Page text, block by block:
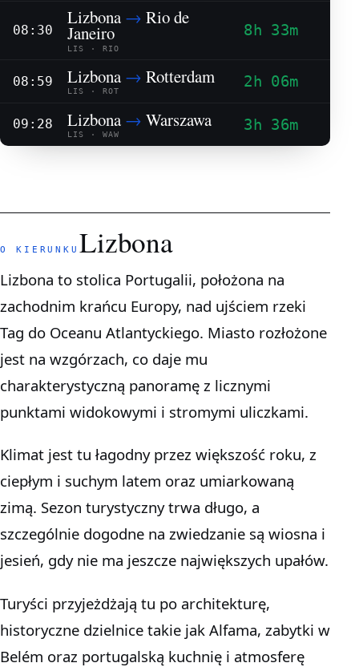
08:30
Lizbona → Rio de
Janeiro
LIS · RIO
8h 33m
08:59 Lizbona → Rotterdam
LIS · ROT
2h 06m
09:28 Lizbona → Warszawa
LIS · WAW
3h 36m
O KIERUNKULizbona
Lizbona to stolica Portugalii, położona na
zachodnim krańcu Europy, nad ujściem rzeki
Tag do Oceanu Atlantyckiego. Miasto rozłożone
jest na wzgórzach, co daje mu
charakterystyczną panoramę z licznymi
punktami widokowymi i stromymi uliczkami.
Klimat jest tu łagodny przez większość roku, z
ciepłym i suchym latem oraz umiarkowaną
zimą. Sezon turystyczny trwa długo, a
szczególnie dogodne na zwiedzanie są wiosna i
jesień, gdy nie ma jeszcze największych upałów.
Turyści przyjeżdżają tu po architekturę,
historyczne dzielnice takie jak Alfama, zabytki w
Belém oraz portugalską kuchnię i atmosferę